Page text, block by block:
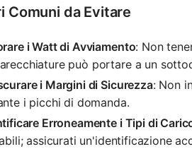
Comuni da Evitare
i Watt di Avviamento: Non
può portare a un
i Margini di Sicurezza: Non
i picchi di domanda.
Erroneamente i Tipi di
assicurati un'identificazione